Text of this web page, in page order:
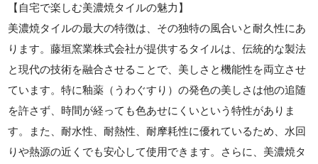
【自宅で楽しむ美濃焼タイルの魅力】
美濃焼タイルの最大の特徴は、その独特の風合いと耐久性にあ
ります。藤垣窯業株式会社が提供するタイルは、伝統的な製法
と現代の技術を融合させることで、美しさと機能性を両立させ
ています。特に釉薬（うわぐすり）の発色の美しさは他の追随
を許さず、時間が経っても色あせにくいという特性がありま
す。また、耐水性、耐熱性、耐摩耗性に優れているため、水回
りや熱源の近くでも安心して使用できます。さらに、美濃焼タ